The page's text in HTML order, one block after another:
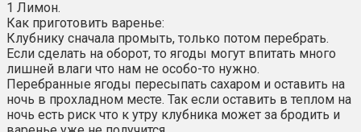
1 Лимон.
Как приготовить варенье:
Клубнику сначала промыть, только потом перебрать.
Если сделать на оборот, то ягоды могут впитать много
лишней влаги что нам не особо-то нужно.
Перебранные ягоды пересыпать сахаром и оставить на
ночь в прохладном месте. Так если оставить в теплом на
ночь есть риск что к утру клубника может за бродить и